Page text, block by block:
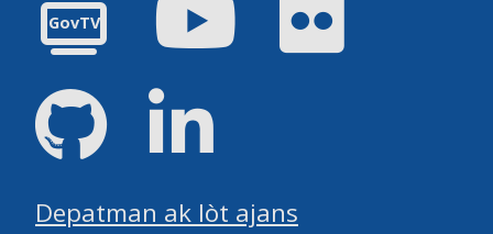
GovTV
GitHub
Depatman ak lòt ajans